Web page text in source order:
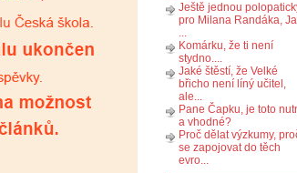
Ještě jednou
pro Milana Randáka,
...
Komárku, že ti není
stydno....
Jaké štěstí, že Velké
břicho není líný učitel,
ale...
Pane Čapku, je toto
a vhodné?
Proč dělat výzkumy,
se zapojovat do těch
evro...